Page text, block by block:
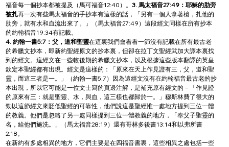
福音每一個抄本都被提及（馬可福音12:40）。3. 馬太福音27:49：耶穌的肋旁
被扎再一次有些馬太福音的手抄本有這樣的話，「另有一個人拿著槍，扎他的
肋旁，就有水和血流出來了。」（馬太福音27:49）這段經文同樣在所有抄本
的約翰福音19:34有記載。
4. 約翰一書5:7：父，道和聖靈在這裏我們會看看一節沒有記載在所有最古老
的希臘文抄本，即新約聖經原文的抄本裏，但卻在拉丁文聖經武加大譯本裏找
到的經文。這經文在一些較後期的希臘文抄本，以及根據這些版本翻譯的英皇
欽定本聖經都有出現。經文是這樣的：「原來在天上作見證有三，父，道和聖
靈，而這三者是一。」（約翰一書5:7）因為這經文沒有在約翰福音最古老的抄
本出現，所以它可能是一位文士寫的頁邊注解，是補充原有經文的－「作見證
的原來有三：就是聖靈、水，與血，這三樣也都歸於一。」穆斯林費了很大的
勁以這節經文來貶低聖經的可靠性，他們說這是聖經惟一處地方提到三位一體
的教義。他們是忽略了另一處同樣提到三位一體教義的地方，「奉父子聖靈的
名，給他們施洗。」（馬太福音28:19）還有哥林多後書13:14和以弗所書
2:18。
在新約有多處相異的地方，它們主要是在四福音書裏，這些相異之處包括一些